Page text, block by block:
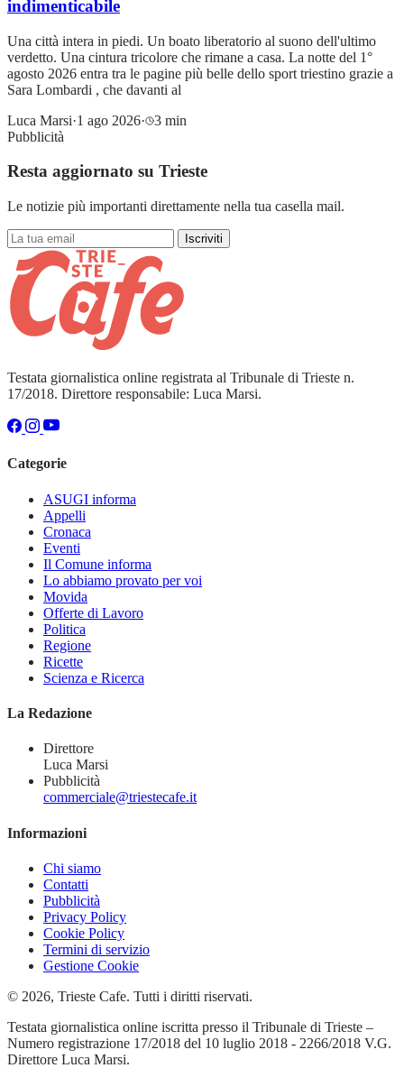
indimenticabile
Una città intera in piedi. Un boato liberatorio al suono dell'ultimo
verdetto. Una cintura tricolore che rimane a casa. La notte del 1°
agosto 2026 entra tra le pagine più belle dello sport triestino grazie a
Sara Lombardi , che davanti al
Luca Marsi·1 ago 2026·
3 min
Pubblicità
Resta aggiornato su Trieste
Le notizie più importanti direttamente nella tua casella mail.
Iscriviti
Testata giornalistica online registrata al Tribunale di Trieste n.
17/2018. Direttore responsabile: Luca Marsi.
Categorie
ASUGI informa
Appelli
Cronaca
Eventi
Il Comune informa
Lo abbiamo provato per voi
Movida
Offerte di Lavoro
Politica
Regione
Ricette
Scienza e Ricerca
La Redazione
Direttore
Luca Marsi
Pubblicità
commerciale@triestecafe.it
Informazioni
Chi siamo
Contatti
Pubblicità
Privacy Policy
Cookie Policy
Termini di servizio
Gestione Cookie
© 2026, Trieste Cafe. Tutti i diritti riservati.
Testata giornalistica online iscritta presso il Tribunale di Trieste –
Numero registrazione 17/2018 del 10 luglio 2018 - 2266/2018 V.G.
Direttore Luca Marsi.